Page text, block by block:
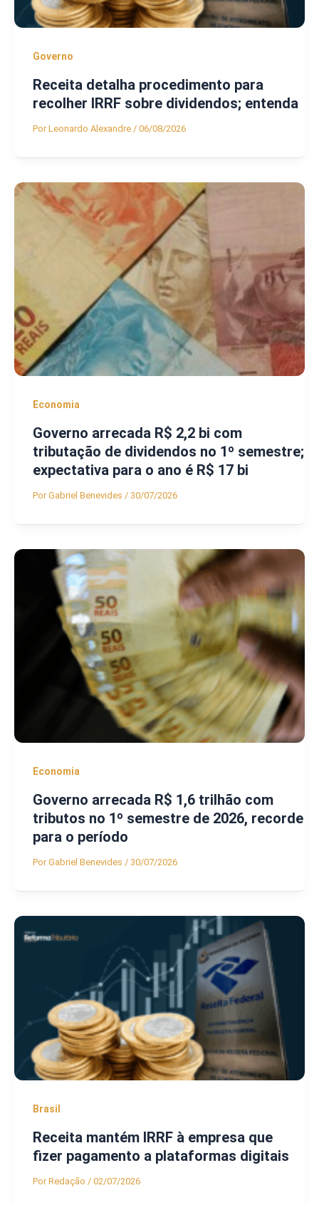
Governo
Receita detalha procedimento para
recolher IRRF sobre dividendos; entenda
PorLeonardo Alexandre / 06/08/2026
Economia
Governo arrecada R$ 2,2 bi com
tributação de dividendos no 1º semestre;
expectativa para o ano é R$ 17 bi
PorGabriel Benevides / 30/07/2026
Economia
Governo arrecada R$ 1,6 trilhão com
tributos no 1º semestre de 2026, recorde
para o período
PorGabriel Benevides / 30/07/2026
Brasil
Receita mantém IRRF à empresa que
fizer pagamento a plataformas digitais
PorRedação / 02/07/2026